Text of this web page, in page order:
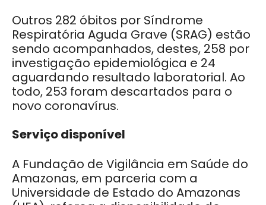
Outros 282 óbitos por Síndrome
Respiratória Aguda Grave (SRAG) estão
sendo acompanhados, destes, 258 por
investigação epidemiológica e 24
aguardando resultado laboratorial. Ao
todo, 253 foram descartados para o
novo coronavírus.
Serviço disponível
A Fundação de Vigilância em Saúde do
Amazonas, em parceria com a
Universidade de Estado do Amazonas